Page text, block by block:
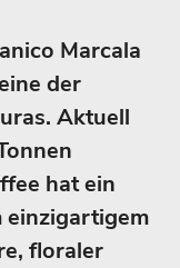
Marcala
der
Aktuell
hat ein
einzigartigem
floraler